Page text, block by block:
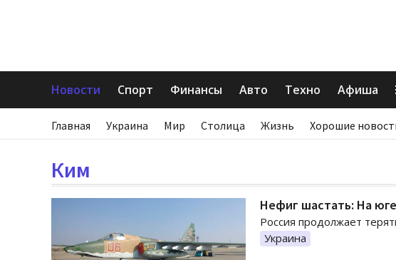
Новости Спорт Финансы Авто Техно Афиша
Главная Украина Мир Столица Жизнь Хорошие
Ким
Нефиг шастать: На
Россия продолжает
Украина